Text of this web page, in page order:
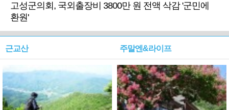
고성군의회, 국외출장비 3800만 원 전액 삭감 '군민에
환원'
근교산 주말엔&라이프